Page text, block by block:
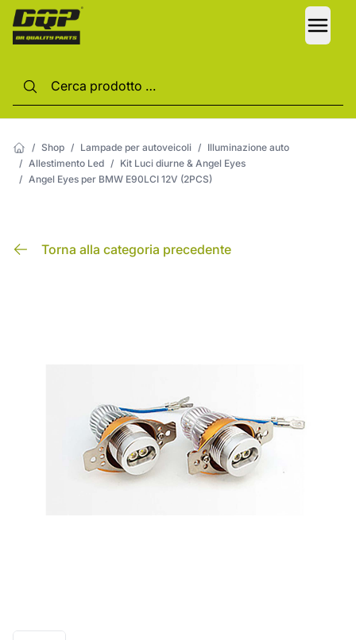
/ Shop / Lampade per autoveicoli / Illuminazione auto
/ Allestimento Led / Kit Luci diurne & Angel Eyes
/ Angel Eyes per BMW E90LCI 12V (2PCS)
Torna alla categoria precedente